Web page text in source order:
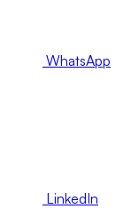
WhatsApp
LinkedIn